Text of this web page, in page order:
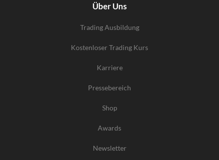
Über Uns
Trading Ausbildung
Kostenloser Trading Kurs
Karriere
Pressebereich
Shop
Awards
Newsletter